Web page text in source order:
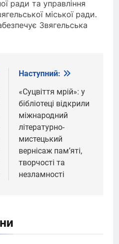
ради та управління
міської ради.
Звягельська
Наступний:
«Суцвіття мрій»: у
бібліотеці відкрили
міжнародний
літературно-
мистецький
вернісаж пам’яті,
творчості та
незламності